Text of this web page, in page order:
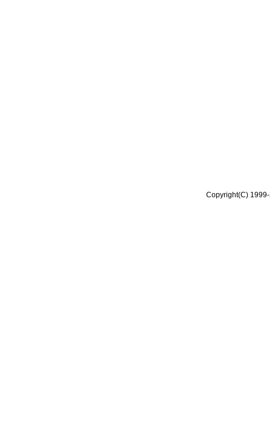
Copyright(C)